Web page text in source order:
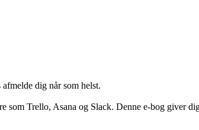
dig når som helst.
som Trello, Asana og Slack. Denne e-bog giver